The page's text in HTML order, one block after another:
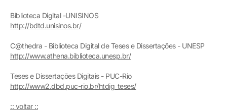
Biblioteca Digital -UNISINOS
http://bdtd.unisinos.br/
C@thedra - Biblioteca Digital de Teses e Dissertações - UNESP
http://www.athena.biblioteca.unesp.br/
Teses e Dissertações Digitais - PUC-Rio
http://www2.dbd.puc-rio.br/htdig_teses/
:: voltar ::